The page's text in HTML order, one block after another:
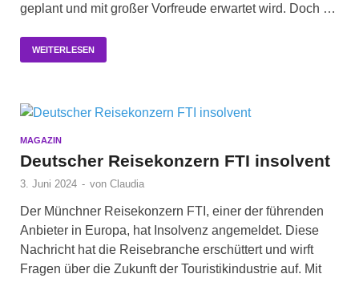
geplant und mit großer Vorfreude erwartet wird. Doch …
WEITERLESEN
MAGAZIN
Deutscher Reisekonzern FTI insolvent
3. Juni 2024 - von Claudia
Der Münchner Reisekonzern FTI, einer der führenden
Anbieter in Europa, hat Insolvenz angemeldet. Diese
Nachricht hat die Reisebranche erschüttert und wirft
Fragen über die Zukunft der Touristikindustrie auf. Mit